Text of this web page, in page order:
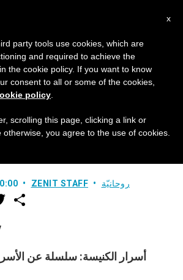
ZENIT STAFF روحانيّة
w
أسرار الكنيسة: سلسلة عن
x
party tools use cookies, which are
and required to achieve the
the cookie policy. If you want to know
consent to all or some of the cookies,
policy
scrolling this page, clicking a link or
you agree to the use of cookies.